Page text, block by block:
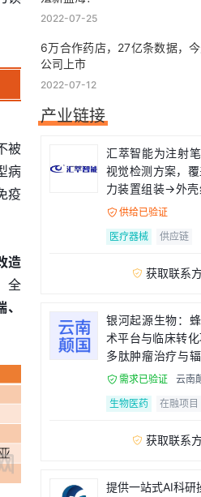
被
病
疫
造
全
2022-07-25
6万合作药店，27亿条数据，
公司上市
2022-07-12
产业链接
汇萃智能为注射
视觉检测方案，
力装置组装→外
流程
 供给已验证
医疗器械
供应链
 获取联系
银河起源生物：
术平台与临床转化项目 ——聚
多肽肿瘤治疗与
者
 需求已验证
云南
生物医药
在融项目
 获取联系
提供一站式AI科研